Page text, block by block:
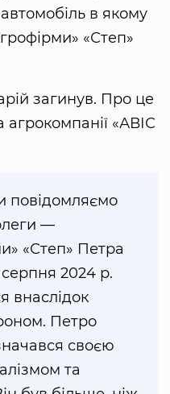
в якому
«Степ»
загинув. Про це
«АВІС
повідомляємо
—
«Степ» Петра
2024 р.
внаслідок
Петро
своєю
та